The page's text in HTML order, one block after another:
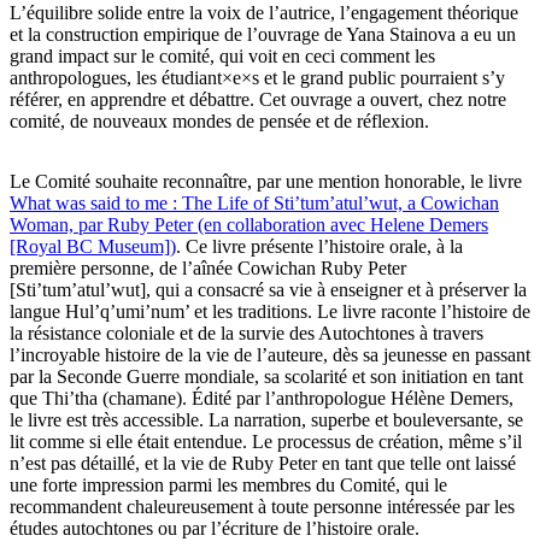
L’équilibre solide entre la voix de l’autrice, l’engagement théorique
et la construction empirique de l’ouvrage de Yana Stainova a eu un
grand impact sur le comité, qui voit en ceci comment les
anthropologues, les étudiant×e×s et le grand public pourraient s’y
référer, en apprendre et débattre. Cet ouvrage a ouvert, chez notre
comité, de nouveaux mondes de pensée et de réflexion.
Le Comité souhaite reconnaître, par une mention honorable, le livre
What was said to me : The Life of Sti’tum’atul’wut, a Cowichan
Woman, par Ruby Peter (en collaboration avec Helene Demers
[Royal BC Museum]). Ce livre présente l’histoire orale, à la
première personne, de l’aînée Cowichan Ruby Peter
[Sti’tum’atul’wut], qui a consacré sa vie à enseigner et à préserver la
langue Hul’q’umi’num’ et les traditions. Le livre raconte l’histoire de
la résistance coloniale et de la survie des Autochtones à travers
l’incroyable histoire de la vie de l’auteure, dès sa jeunesse en passant
par la Seconde Guerre mondiale, sa scolarité et son initiation en tant
que Thi’tha (chamane). Édité par l’anthropologue Hélène Demers,
le livre est très accessible. La narration, superbe et bouleversante, se
lit comme si elle était entendue. Le processus de création, même s’il
n’est pas détaillé, et la vie de Ruby Peter en tant que telle ont laissé
une forte impression parmi les membres du Comité, qui le
recommandent chaleureusement à toute personne intéressée par les
études autochtones ou par l’écriture de l’histoire orale.